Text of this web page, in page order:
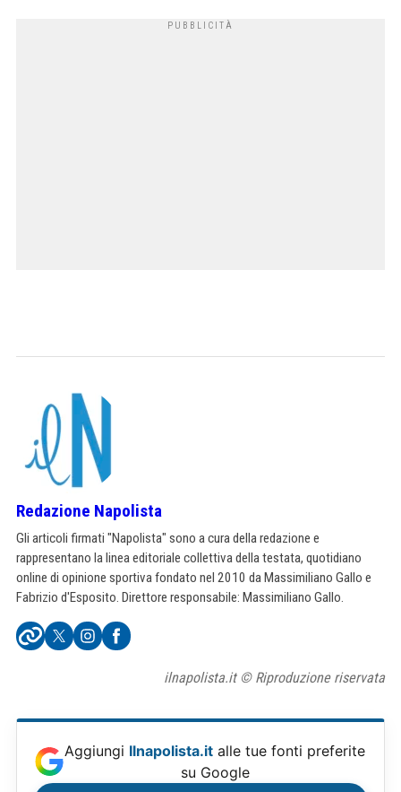
Redazione Napolista
Gli articoli firmati "Napolista" sono a cura della redazione e
rappresentano la linea editoriale collettiva della testata, quotidiano
online di opinione sportiva fondato nel 2010 da Massimiliano Gallo e
Fabrizio d'Esposito. Direttore responsabile: Massimiliano Gallo.
ilnapolista.it © Riproduzione riservata
Aggiungi Ilnapolista.it alle tue fonti preferite
su Google